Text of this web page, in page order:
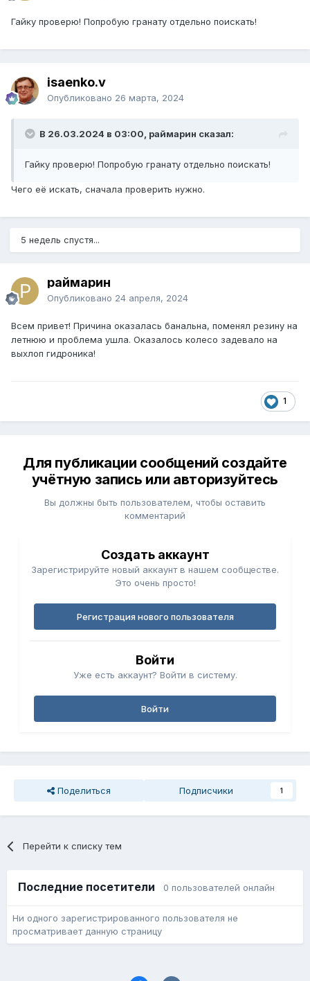
Гайку проверю! Попробую гранату отдельно поискать!
isaenko.v
Опубликовано 26 марта, 2024
В 26.03.2024 в 03:00, раймарин сказал:
Гайку проверю! Попробую гранату отдельно поискать!
Чего её искать, сначала проверить нужно.
5 недель спустя...
раймарин
Опубликовано 24 апреля, 2024
Всем привет! Причина оказалась банальна, поменял резину на
летнюю и проблема ушла. Оказалось колесо задевало на
выхлоп гидроника!
1
Для публикации сообщений создайте
учётную запись или авторизуйтесь
Вы должны быть пользователем, чтобы оставить
комментарий
Создать аккаунт
Зарегистрируйте новый аккаунт в нашем сообществе.
Это очень просто!
Регистрация нового пользователя
Войти
Уже есть аккаунт? Войти в систему.
Войти
Поделиться Подписчики 1
Перейти к списку тем
Последние посетители 0 пользователей онлайн
Ни одного зарегистрированного пользователя не
просматривает данную страницу